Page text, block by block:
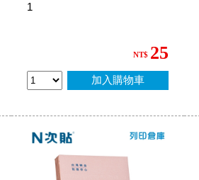
1
NT$ 25
加入購物車